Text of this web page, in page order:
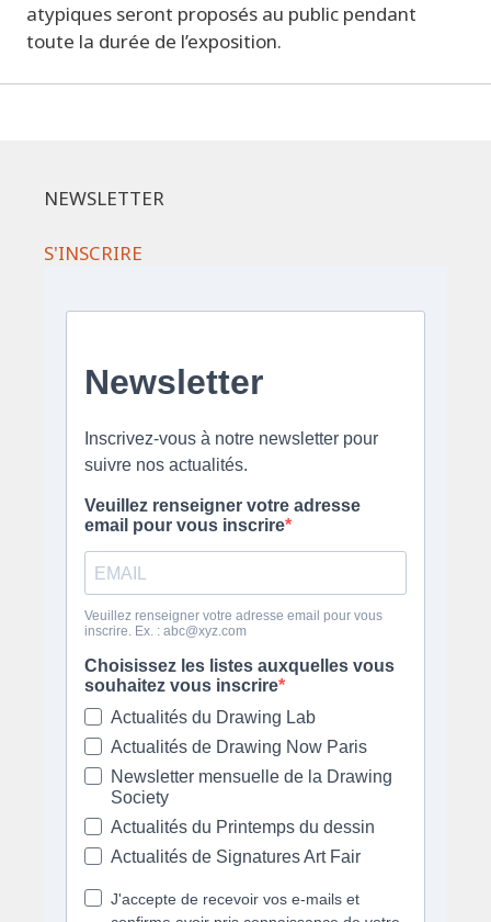
atypiques seront proposés au public pendant
toute la durée de l’exposition.
NEWSLETTER
S'INSCRIRE